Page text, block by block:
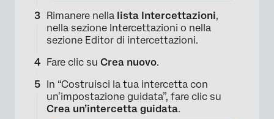
Rimanere nella lista Intercettazioni,
nella sezione Intercettazioni o nella
sezione Editor di intercettazioni.
Fare clic su Crea nuovo.
In “Costruisci la tua intercetta con
un’impostazione guidata”, fare clic su
Crea un’intercetta guidata.